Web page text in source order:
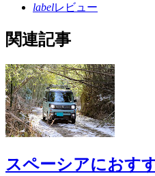
labelレビュー
関連記事
スペーシアにおす